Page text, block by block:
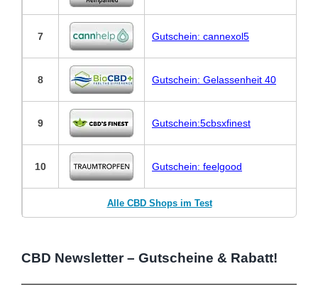
7 Gutschein: cannexol5
8 Gutschein: Gelassenheit 40
9 Gutschein:5cbsxfinest
10 Gutschein: feelgood
Alle CBD Shops im Test
CBD Newsletter – Gutscheine & Rabatt!